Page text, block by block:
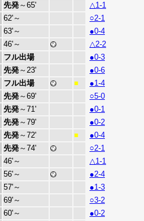
先発～65'
△1-1
62'～
○2-1
63'～
●0-4
46'～
△2-2
フル出場
●0-3
先発～23'
●0-6
フル出場 ■
●1-4
先発～69'
○5-0
先発～71'
●0-1
先発～79'
●0-2
先発～72' ■
●0-4
先発～74'
○2-1
46'～
△1-1
56'～
●2-4
57'～
●1-3
69'～
○3-2
60'～
●0-2